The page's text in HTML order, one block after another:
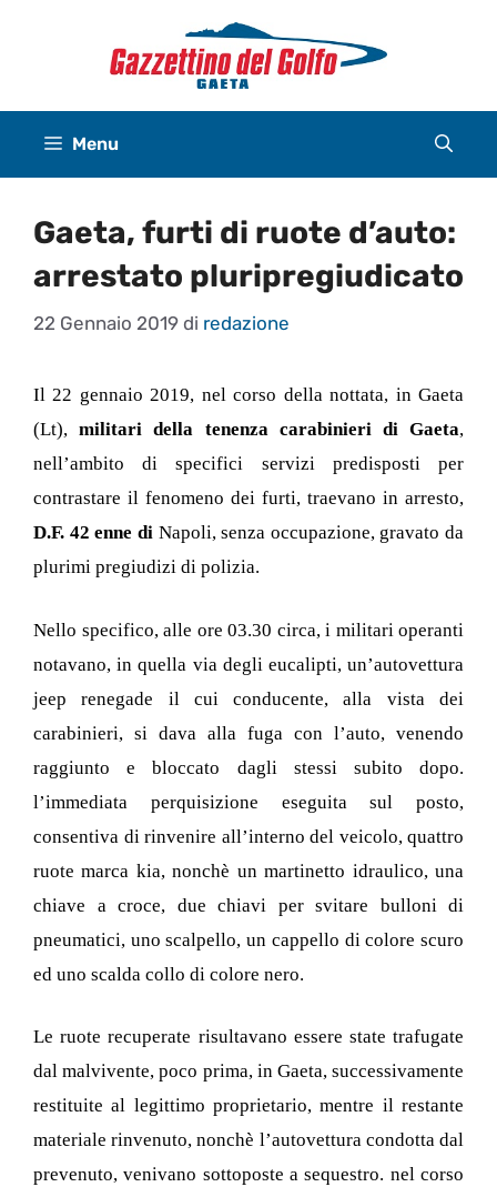
Menu
Gaeta, furti di ruote d’auto:
arrestato pluripregiudicato
22 Gennaio 2019 di redazione
Il 22 gennaio 2019, nel corso della nottata, in Gaeta
(Lt),militari della tenenza carabinieri di Gaeta,
nell’ambito di specifici servizi predisposti per
contrastare il fenomeno dei furti, traevano in arresto,
D.F. 42 enne di Napoli, senza occupazione, gravato da
plurimi pregiudizi di polizia.
Nello specifico, alle ore 03.30 circa, i militari operanti
notavano, in quella via degli eucalipti, un’autovettura
jeep renegade il cui conducente, alla vista dei
carabinieri, si dava alla fuga con l’auto, venendo
raggiunto e bloccato dagli stessi subito dopo.
l’immediata perquisizione eseguita sul posto,
consentiva di rinvenire all’interno del veicolo, quattro
ruote marca kia, nonchè un martinetto idraulico, una
chiave a croce, due chiavi per svitare bulloni di
pneumatici, uno scalpello, un cappello di colore scuro
ed uno scalda collo di colore nero.
Le ruote recuperate risultavano essere state trafugate
dal malvivente, poco prima, in Gaeta, successivamente
restituite al legittimo proprietario, mentre il restante
materiale rinvenuto, nonchè l’autovettura condotta dal
prevenuto, venivano sottoposte a sequestro. nel corso